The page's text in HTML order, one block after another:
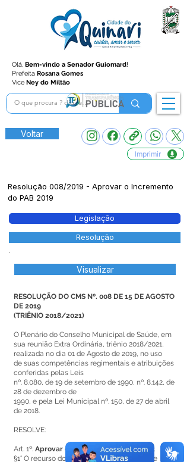
Olá, Bem-vindo a Senador Guiomard!
Prefeita Rosana Gomes
Vice Ney do Miltão
Voltar
Imprimir
Resolução 008/2019 - Aprovar o Incremento
do PAB 2019
Legislação
Resolução
Visualizar
RESOLUÇÃO DO CMS Nº. 008 DE 15 DE AGOSTO
DE 2019
(TRIÊNIO 2018/2021)
O Plenário do Conselho Municipal de Saúde, em
sua reunião Extra Ordinária, triênio 2018/2021,
realizada no dia 01 de Agosto de 2019, no uso
de suas competências regimentais e atribuições
conferidas pelas Leis
nº. 8.080, de 19 de setembro de 1990, nº. 8.142, de
28 de dezembro de
1990, e pela Lei Municipal nº. 150, de 27 de abril
de 2018.
RESOLVE:
Art. 1º: Aprovar o Incremento do PAB 2019;
§1° O recurso do Incremento do PAB total de